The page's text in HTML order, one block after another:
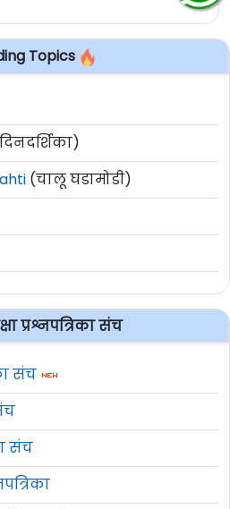
Topics
(चालू घडामोडी)
प्रश्नपत्रिका संच
संच
संच